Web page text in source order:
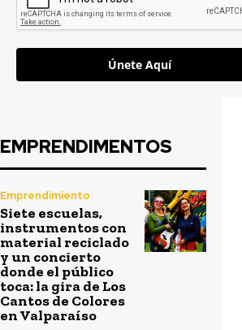
Únete Aquí
EMPRENDIMENTOS
Emprendimiento
Siete escuelas,
instrumentos con
material reciclado
y un concierto
donde el público
toca: la gira de Los
Cantos de Colores
en Valparaíso